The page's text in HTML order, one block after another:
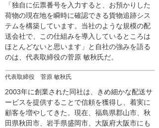
代表取締役 菅原 敏秋氏
「独自に伝票番号を入力すると、お預かりした
荷物の現在地を瞬時に確認できる貨物追跡シス
テムを構築しています。当社のような規模の配
送会社で、この仕組みを導入しているところは
ほとんどないと思います」と自社の強みを語る
のは、代表取締役の菅原 敏秋氏だ。
2003年に創業された同社は、きめ細かな配送サ
ービスを提供することで信頼を獲得し、着実に
顧客を増やしてきた。現在、福島県郡山市、秋
田県秋田市、岩手県盛岡市、大阪府大阪市にも